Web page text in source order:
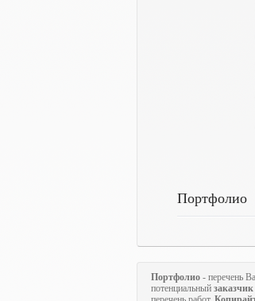
Портфолио
Портфолио - перечень
потенциальный заказчик